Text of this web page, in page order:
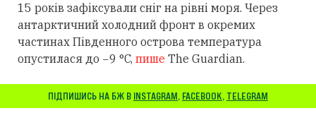
15 років зафіксували сніг на рівні моря. Через
антарктичний холодний фронт в окремих
частинах Південного острова температура
опустилася до −9 °C, пише The Guardian.
ПІДПИШИСЬ НА БЖ В INSTAGRAM, FACEBOOK, TELEGRAM